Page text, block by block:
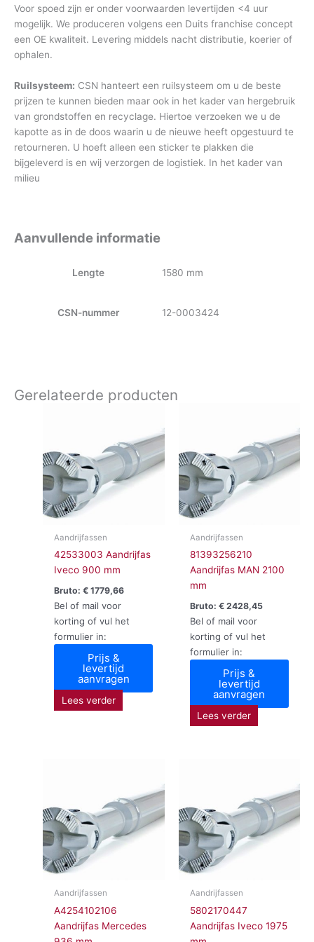
Voor spoed zijn er onder voorwaarden levertijden <4 uur
mogelijk. We produceren volgens een Duits franchise concept
een OE kwaliteit. Levering middels nacht distributie, koerier of
ophalen.
Ruilsysteem: CSN hanteert een ruilsysteem om u de beste
prijzen te kunnen bieden maar ook in het kader van hergebruik
van grondstoffen en recyclage. Hiertoe verzoeken we u de
kapotte as in de doos waarin u de nieuwe heeft opgestuurd te
retourneren. U hoeft alleen een sticker te plakken die
bijgeleverd is en wij verzorgen de logistiek. In het kader van
milieu
Aanvullende informatie
Lengte 1580 mm
CSN-nummer 12-0003424
Gerelateerde producten
Aandrijfassen
42533003 Aandrijfas
Iveco 900 mm
Bruto:€ 1779,66
Bel of mail voor
korting of vul het
formulier in:
Prijs &
levertijd
aanvragen
Lees verder
Aandrijfassen
81393256210
Aandrijfas MAN 2100
mm
Bruto: €2428,45
Bel of mail voor
korting of vul het
formulier in:
Prijs &
levertijd
aanvragen
Lees verder
Aandrijfassen
A4254102106
Aandrijfas Mercedes
Aandrijfassen
5802170447
Aandrijfas Iveco 1975